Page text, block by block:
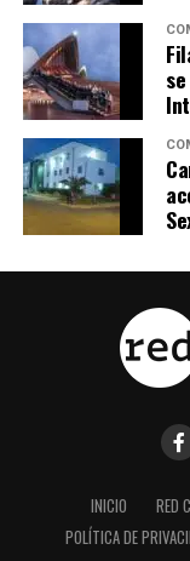
INICIO RED
POLÍTICA DE